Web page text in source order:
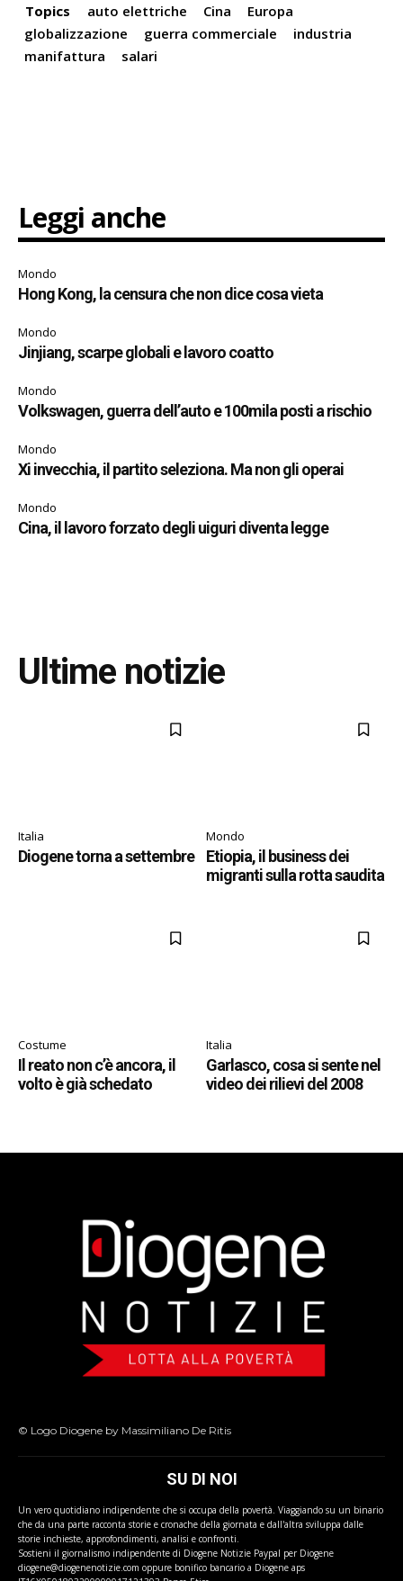
Topics auto elettriche Cina
Europa
globalizzazione
guerra commerciale
industria
manifattura
salari
Leggi anche
Mondo
Hong Kong, la censura che non dice cosa vieta
Mondo
Jinjiang, scarpe globali e lavoro coatto
Mondo
Volkswagen, guerra dell’auto e 100mila posti a rischio
Mondo
Xi invecchia, il partito seleziona. Ma non gli operai
Mondo
Cina, il lavoro forzato degli uiguri diventa legge
Ultime notizie
Italia
Diogene torna a settembre
Mondo
Etiopia, il business dei
migranti sulla rotta saudita
Costume
Il reato non c’è ancora, il
volto è già schedato
Italia
Garlasco, cosa si sente nel
video dei rilievi del 2008
© Logo Diogene by Massimiliano De Ritis
SU DI NOI
Un vero quotidiano indipendente che si occupa della povertà. Viaggiando su un binario
che da una parte racconta storie e cronache della giornata e dall'altra sviluppa dalle
storie inchieste, approfondimenti, analisi e confronti.
Sostieni il giornalismo indipendente di Diogene Notizie Paypal per Diogene
diogene@diogenenotizie.com oppure bonifico bancario a Diogene aps